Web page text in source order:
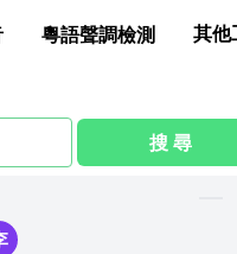
粵語聲調檢測 其他
搜 尋